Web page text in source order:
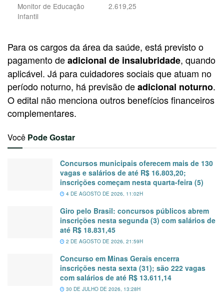
Monitor de Educação
Infantil
2.619,25
Para os cargos da área da saúde, está previsto o
pagamento deadicional de insalubridade, quando
aplicável. Já para cuidadores sociais que atuam no
período noturno, há previsão deadicional noturno.
O edital não menciona outros benefícios financeiros
complementares.
Você Pode Gostar
Concursos municipais oferecem mais de 130
vagas e salários de até R$ 16.803,20;
inscrições começam nesta quarta-feira (5)
4 DE AGOSTO DE 2026, 11:02H
Giro pelo Brasil: concursos públicos abrem
inscrições nesta segunda (3) com salários de
até R$ 18.831,45
2 DE AGOSTO DE 2026, 21:59H
Concurso em Minas Gerais encerra
inscrições nesta sexta (31); são 222 vagas
com salários de até R$ 13.611,14
30 DE JULHO DE 2026, 13:28H